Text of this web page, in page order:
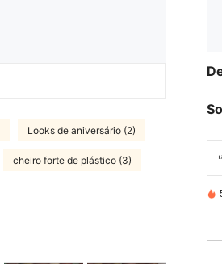
Looks de aniversário (2)
cheiro forte de plástico (3)